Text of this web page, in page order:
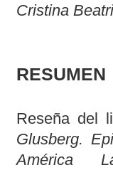
Cristina
RESUMEN
Reseña del
Glusberg.
América